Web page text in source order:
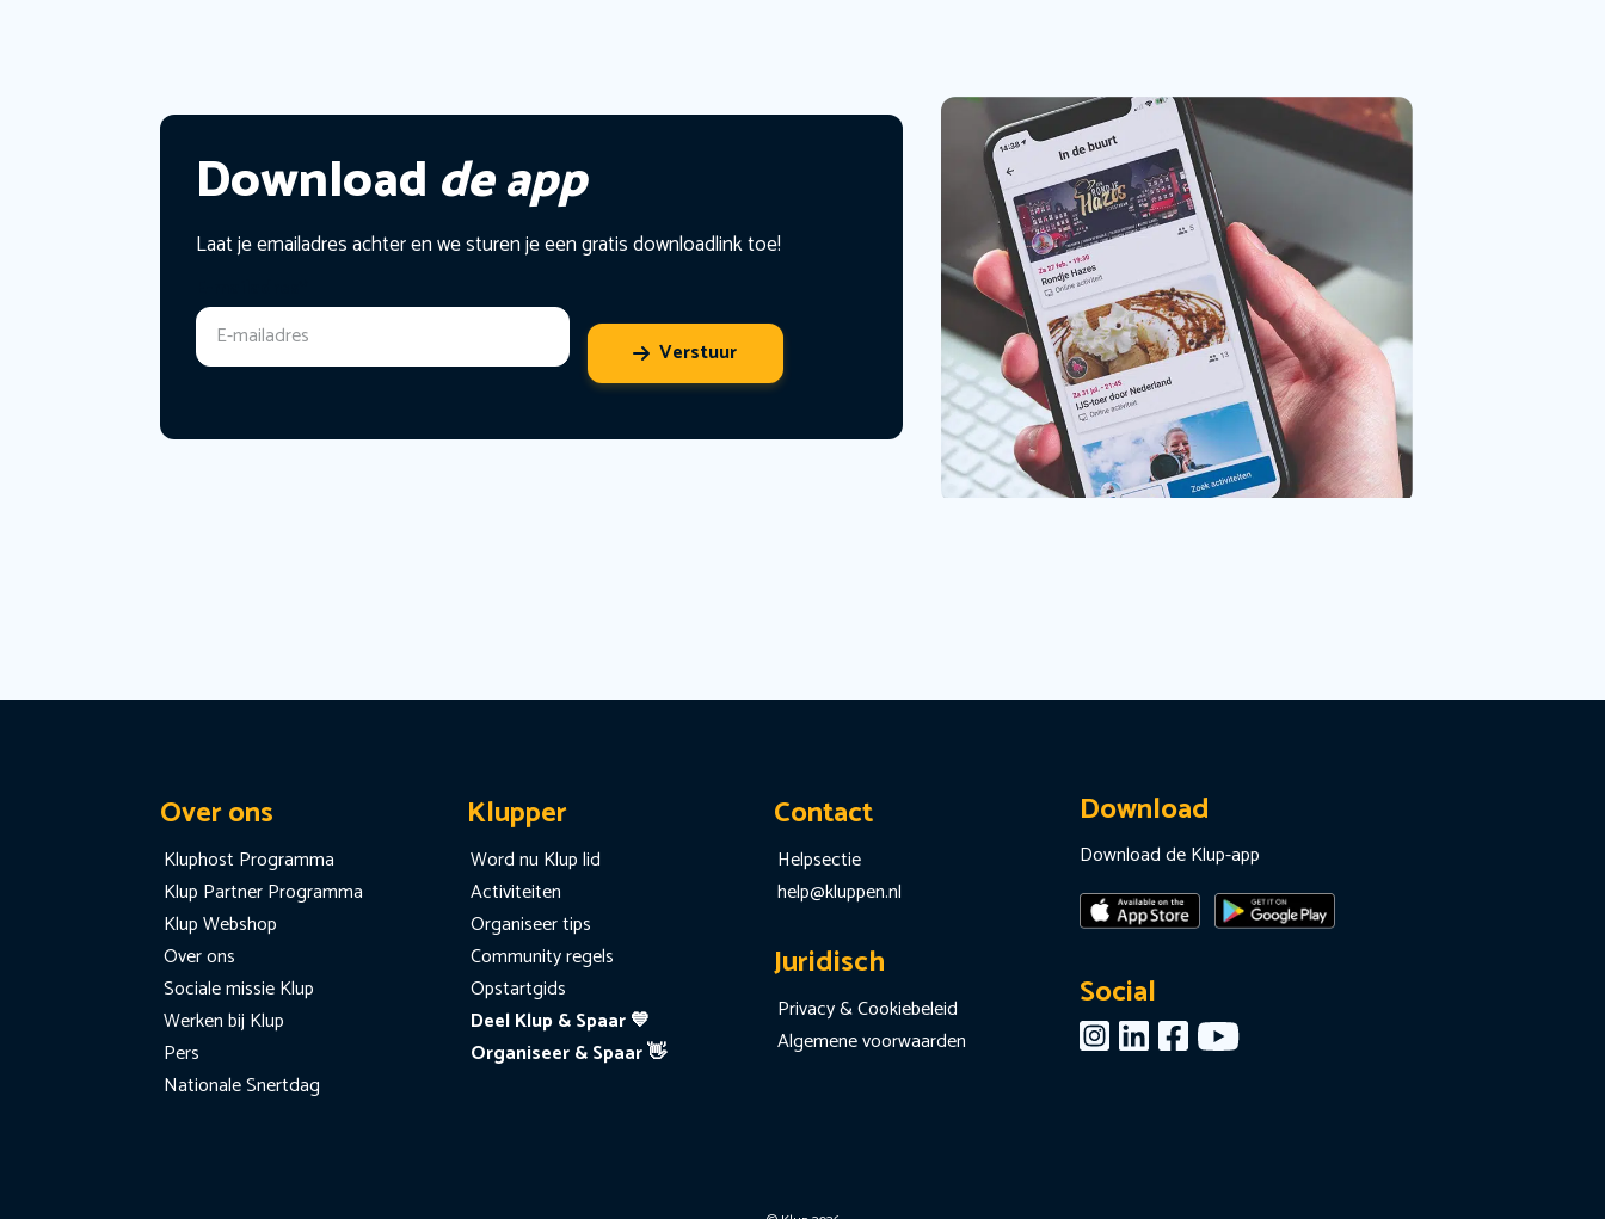
Download de app
Laat je emailadres achter en we sturen je een gratis downloadlink toe!
Verstuur
Over ons
Kluphost Programma
Klup Partner Programma
Klup Webshop
Over ons
Sociale missie Klup
Werken bij Klup
Pers
Nationale Snertdag
Klupper
Word nu Klup lid
Activiteiten
Organiseer tips
Community regels
Opstartgids
Deel Klup & Spaar 💙
Organiseer & Spaar 👋
Contact
Helpsectie
help@kluppen.nl
Juridisch
Privacy & Cookiebeleid
Algemene voorwaarden
Download
Download de Klup-app
Social